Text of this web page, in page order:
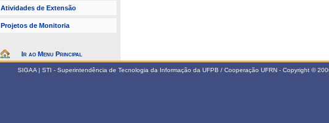
Atividades de Extensão
Projetos de Monitoria
Ir ao Menu Principal
SIGAA | STI - Superintendência de Tecnologia da Informação da UFPB / Cooperação UFRN - Copyright ©